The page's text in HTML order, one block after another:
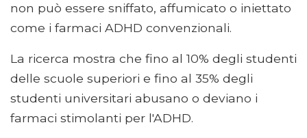
non può essere sniffato, affumicato o iniettato
come i farmaci ADHD convenzionali.
La ricerca mostra che fino al 10% degli studenti
delle scuole superiori e fino al 35% degli
studenti universitari abusano o deviano i
farmaci stimolanti per l'ADHD.